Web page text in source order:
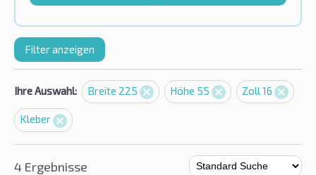
Filter anzeigen
Ihre Auswahl: Breite 225 Höhe 55 Zoll 16
Kleber
4 Ergebnisse